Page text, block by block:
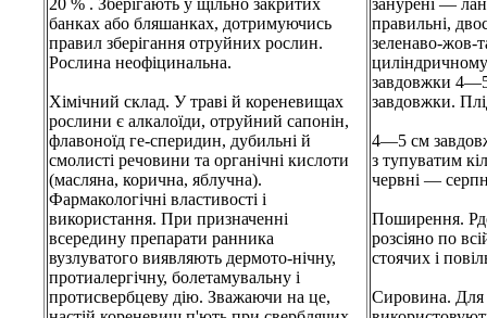
20 % . Зберігають у щільно закритих
банках або бляшанках, дотримуючись
правил зберігання отруйних рослин.
Рослина неофіцинальна.
Хімічний склад. У траві й кореневищах
рослини є алкалоїди, отруйний сапонін,
флавоноїд ге-сперидин, дубильні й
смолисті речовини та органічні кислоти
(масляна, корична, яблучна).
Фармакологічні властивості і
використання. При призначенні
всередину препарати ранника
вузлуватого виявляють дермото-нічну,
протиалергічну, болетамувальну і
протисвербцеву дію. Зважаючи на це,
занурені —
правильні,
зеленаво-жов-
завдовжки
завдовжки.
4—5 см
з тупуватим
червні —
Поширення.
розсіяно по
стоячих і
Сировина. Для